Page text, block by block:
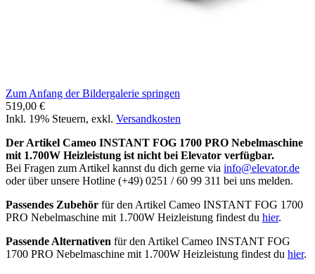
Zum Anfang der Bildergalerie springen
519,00 €
Inkl. 19% Steuern, exkl. Versandkosten
Der Artikel Cameo INSTANT FOG 1700 PRO Nebelmaschine
mit 1.700W Heizleistung ist nicht bei Elevator verfügbar.
Bei Fragen zum Artikel kannst du dich gerne via info@elevator.de
oder über unsere Hotline (+49) 0251 / 60 99 311 bei uns melden.
Passendes Zubehör für den Artikel Cameo INSTANT FOG 1700
PRO Nebelmaschine mit 1.700W Heizleistung findest du hier.
Passende Alternativen für den Artikel Cameo INSTANT FOG
1700 PRO Nebelmaschine mit 1.700W Heizleistung findest du hier.